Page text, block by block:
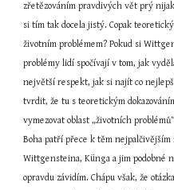
zřetězováním pravdivých vět prý
si tím tak docela jistý. Copak
životním problémem? Pokud si
problémy lidí spočívají v tom, jak
největší respekt, jak si najít co
tvrdit, že tu s teoretickým
vymezovat oblast „životních
Boha patří přece k těm
Wittgensteina, Künga a jim podobné
opravdu závidím. Chápu však, že